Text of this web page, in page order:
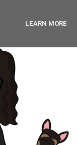
LEARN MORE